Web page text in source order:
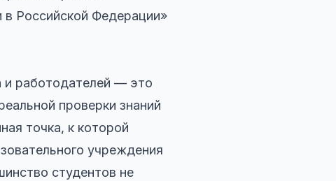
Российской Федерации»
и работодателей — это
проверки знаний
точка, к которой
учреждения
студентов не